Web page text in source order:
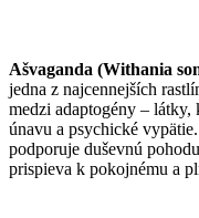
Ašvaganda (Withania
jedna z najcennejších
medzi adaptogény – látky,
únavu a psychické
podporuje duševnú
prispieva k pokojnému a